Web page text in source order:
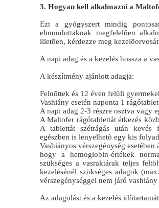
3. Hogyan kell alkalmazni a
Ezt a gyógyszert mindig
elmondottaknak megfelelõen
illetõen, kérdezze meg
A napi adag és a kezelés hossza a
A készítmény ajánlott adagja:
Felnõttek és 12 éven felüli
Vashiány esetén naponta 1
A napi adag 2-3 részre osztva vagy
A Maltofer rágótablettát étkezés
A tablettát szétrágás után
egészben is lenyelhetõ egy kis
Vashiányos vérszegénység
hogy a hemoglobin-értékek
szükséges a vasraktárak teljes
kezelésénél szükséges adagok
vérszegénységgel nem járó
Az adagolást és a kezelés